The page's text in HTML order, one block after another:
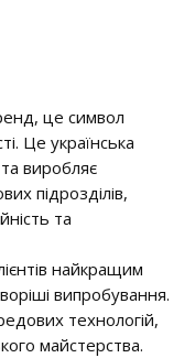
це символ
Це українська
виробляє
підрозділів,
та
найкращим
випробування.
технологій,
майстерства.